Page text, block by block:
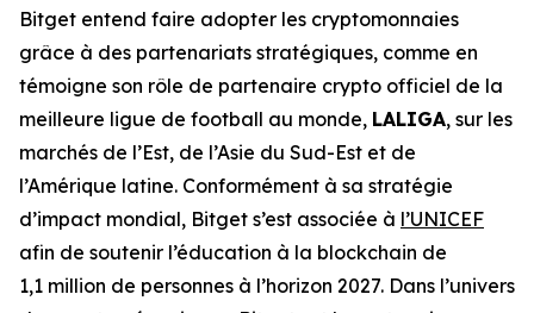
Bitget entend faire adopter les cryptomonnaies
grâce à des partenariats stratégiques, comme en
témoigne son rôle de partenaire crypto officiel de la
meilleure ligue de football au monde, LALIGA, sur les
marchés de l’Est, de l’Asie du Sud-Est et de
l’Amérique latine. Conformément à sa stratégie
d’impact mondial, Bitget s’est associée à l’UNICEF
afin de soutenir l’éducation à la blockchain de
1,1 million de personnes à l’horizon 2027. Dans l’univers